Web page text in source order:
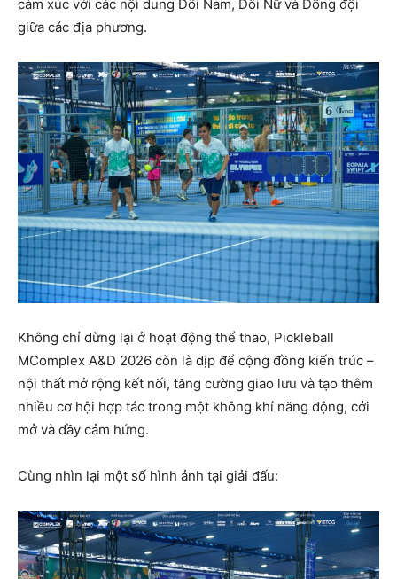
cảm xúc với các nội dung Đôi Nam, Đôi Nữ và Đồng đội
giữa các địa phương.
Không chỉ dừng lại ở hoạt động thể thao, Pickleball
MComplex A&D 2026 còn là dịp để cộng đồng kiến trúc –
nội thất mở rộng kết nối, tăng cường giao lưu và tạo thêm
nhiều cơ hội hợp tác trong một không khí năng động, cởi
mở và đầy cảm hứng.
Cùng nhìn lại một số hình ảnh tại giải đấu: